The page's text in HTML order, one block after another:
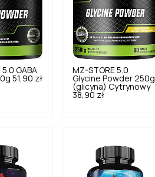
5.0 GABA
51,90 zł
MZ-STORE 5.0
Glycine Powder 250g
(glicyna) Cytrynowy
38,90 zł